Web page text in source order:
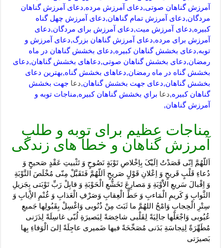
آمرزش گناهان صوتی,دعای آمرزش مرده,دعای آمرزش گناهان
مردگان,دعای آمرزش تمام گناهان,دعای آمرزش چهل گناه
کبیره,دعای آمرزش میت,دعای آمرزش برای مردگان,دعای
آمرزش برای مرده,دعای آمرزش گناهان بزرگ,دعای آمرزش و
توبه,دعای بخشش گناهان کبیره,دعای بخشش گناهان در ماه
رمضان,دعای بخشش گناهان صوتی,دعاهای بخشش گناهان,دعای
بخشش گناه در ماه رمضان,دعاهای بخشش گناه,بهترین دعای
بخشش گناهان,دعای جهت بخشش گناهان,دعا جهت بخشش
گناهان کبیره,دعا براي بخشش گناهان كبيره,مناجات توبه و
آمرزش گناهان,
مناجات عظیم برای توبه و طلب
آمرزش گناهان و خطا های زندگی
اَللّهُمَّ اِنّى قَصَدْتُ اِلَیْکَ بِاِخْلاصِ تَوْبَةٍ نَصُوحٍ وَ تَثْبیتِ عَقْدٍ صَحیحٍ وَ
دُعاءِ قَلْبٍ قَریحٍ وَ اِعْلانِ قَوْلٍ صَریحٍ اَللّهُمَّ فَتَقَبَّلْ مِنّى مُخْلَصَ التَّوْبَةِ
وَ اِقْبالَ سَریعِ الاَْوْبَةِ وَ مَصارِعَ تَخَشُّعِ الْحَوْبَةِ وَ قابِلْ رَبِّ تَوْبَتى بِجَزیلِ
الثَّوابِ وَ کَریمِ الْمَاءبِ وَ حَطِّ الْعِقابِ وَصَرْفِ الْعَذابِ وَ غُنْمِ الاِْیابِ وَ
سِتْرِ الْحِجابِ وَامْحُ اللهُمَّ ما ثَبَتَ مِنْ ذُنُوبى وَاغْسِلْ بِقَبُولِها جَمیعِ
عُیُوبى وَاجْعَلْها جالِیَةً لِقَلْبى شاخِصَةً لِبَصیرَةِ لُبّى غاسِلَةً لِدَرَنى
مُطَهِّرَةً لِنِجاسَةِ بَدَنى مُصَحِّحَةً فیها ضَمیرى عاجِلَةً اِلىَ الْوَفاءِ بِها
بَصیرَتى